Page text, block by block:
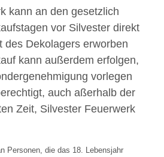
kann an den gesetzlich
vor Silvester direkt
des Dekolagers erworben
kann außerdem erfolgen,
vorlegen
auch aßerhalb der
Zeit, Silvester Feuerwerk
Personen, die das 18. Lebensjahr